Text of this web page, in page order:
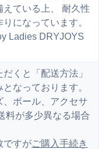
ている上、 耐久性
になっています。
Ladies DRYJOYS
くと「配送方法」
なっております。
、ボール、アクセサ
料が多少異なる場合
ですがご購入手続き